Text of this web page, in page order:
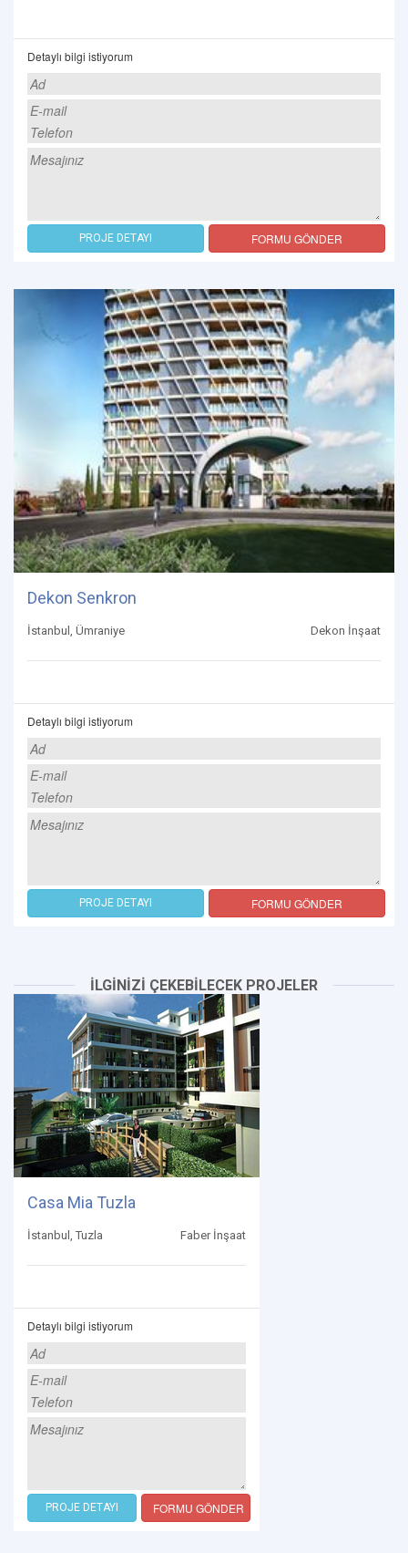
Detaylı bilgi istiyorum
PROJE DETAYI FORMU GÖNDER
Dekon Senkron
İstanbul, Ümraniye Dekon İnşaat
Detaylı bilgi istiyorum
PROJE DETAYI FORMU GÖNDER
İLGİNİZİ ÇEKEBİLECEK PROJELER
Casa Mia Tuzla
İstanbul, Tuzla Faber İnşaat
Detaylı bilgi istiyorum
PROJE DETAYI FORMU GÖNDER